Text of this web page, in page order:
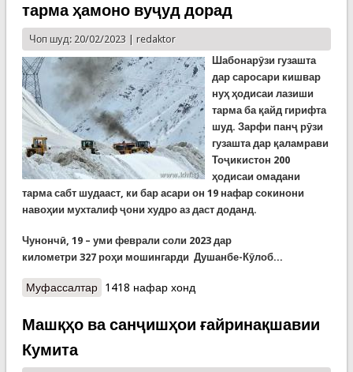
тарма ҳамоно вуҷуд дорад
Чоп шуд: 20/02/2023 | redaktor
Шабонарӯзи гузашта
дар саросари кишвар
нуҳ ҳодисаи лазиши
тарма ба қайд гирифта
шуд. Зарфи панҷ рӯзи
гузашта дар қаламрави
Тоҷикистон 200
ҳодисаи омадани
тарма сабт шудааст, ки бар асари он 19 нафар сокинони
навоҳии мухталиф ҷони худро аз даст доданд.
Чунончӣ, 19 – уми феврали соли 2023 дар
километри 327 роҳи мошингарди Душанбе-Кӯлоб...
Муфассалтаро 200 тарма дар 5 рӯз. Хатари лағзиши тарма
1418 нафар хонд
Машқҳо ва санҷишҳои ғайринақшавии
Кумита